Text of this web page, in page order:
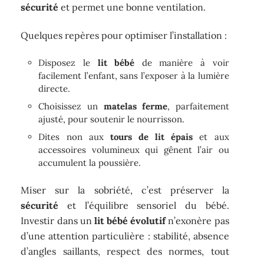
sécurité et permet une bonne ventilation.
Quelques repères pour optimiser l’installation :
Disposez le lit bébé de manière à voir
facilement l’enfant, sans l’exposer à la lumière
directe.
Choisissez un matelas ferme, parfaitement
ajusté, pour soutenir le nourrisson.
Dites non aux tours de lit épais et aux
accessoires volumineux qui gênent l’air ou
accumulent la poussière.
Miser sur la sobriété, c’est préserver la
sécurité et l’équilibre sensoriel du bébé.
Investir dans un lit bébé évolutifn’exonère pas
d’une attention particulière : stabilité, absence
d’angles saillants, respect des normes, tout